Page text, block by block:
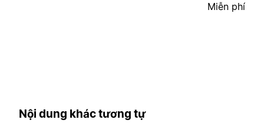
Miễn phí
Nội dung khác tương tự